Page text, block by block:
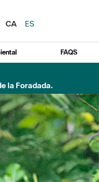
CA
ES
FAQS
la Foradada.